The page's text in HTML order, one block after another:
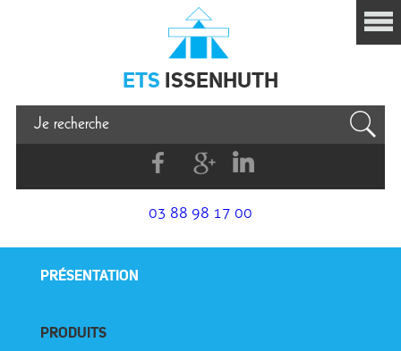
Issenhuth
ETS ISSENHUTH
FacebookG+
Linkedin
03 88 98 17 00
PRÉSENTATION
PRODUITS